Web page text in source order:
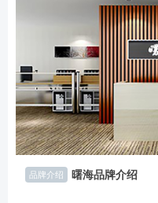
品牌介绍 曙海品牌介绍